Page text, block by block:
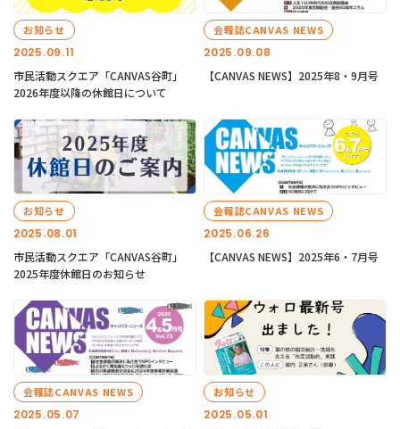
2025.09.11
お知らせ
市民活動スクエア「CANVAS谷町」
2026年度以降の休館日について
2025.09.08
会報誌CANVAS NEWS
【CANVAS NEWS】2025年8・9月号
2025.08.01
お知らせ
市民活動スクエア「CANVAS谷町」
2025年度休館日のお知らせ
2025.06.26
会報誌CANVAS NEWS
【CANVAS NEWS】2025年6・7月号
2025.05.07
会報誌CANVAS NEWS
2025.05.01
お知らせ